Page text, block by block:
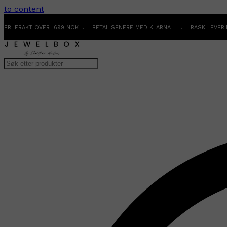
to content
FRI FRAKT OVER 699 NOK . BETAL SENERE MED KLARNA . RASK